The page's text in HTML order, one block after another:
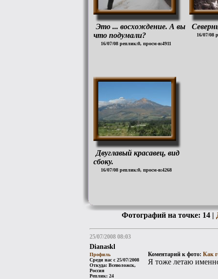
Это ... восхождение. А вы
что подумали?
16/07/08 реплик:0, просм-в:4911
16/07/08
Двуглавый красавец, вид
сбоку.
16/07/08 реплик:0, просм-в:4268
Фотографий на точке: 14 |
25/07/2008 08:03
Dianaskl
Профиль
Среди нас с 25/07/2008
Откуда: Всеволожск,
Россия
Реплик: 24
Коментарий к фото: Как
Я тоже летаю